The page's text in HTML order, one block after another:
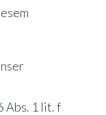
Abs. 1 lit. f